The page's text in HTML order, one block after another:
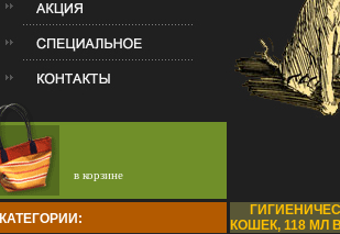
в корзине
КАТЕГОРИИ:
КОШЕК, 118